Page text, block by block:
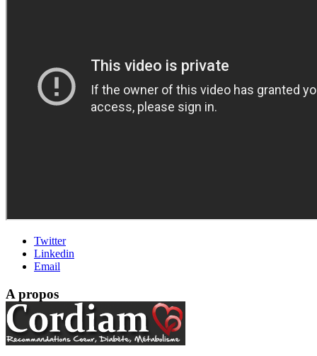
Twitter
Linkedin
Email
A propos